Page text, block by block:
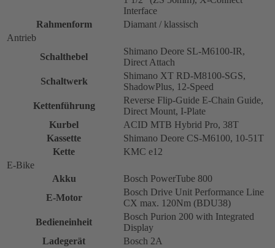
Interface
Rahmenform
Diamant / klassisch
Antrieb
Schalthebel
Shimano Deore SL-M6100-IR,
Direct Attach
Schaltwerk
Shimano XT RD-M8100-SGS,
ShadowPlus, 12-Speed
Kettenführung
Reverse Flip-Guide E-Chain Guide,
Direct Mount, I-Plate
Kurbel
ACID MTB Hybrid Pro, 38T
Kassette
Shimano Deore CS-M6100, 10-51T
Kette
KMC e12
E-Bike
Akku
Bosch PowerTube 800
E-Motor
Bosch Drive Unit Performance Line
CX max. 120Nm (BDU38)
Bedieneinheit
Bosch Purion 200 with Integrated
Display
Ladegerät
Bosch 2A